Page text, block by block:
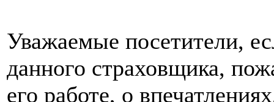
Уважаемые посетители,
данного страховщика,
его работе, о